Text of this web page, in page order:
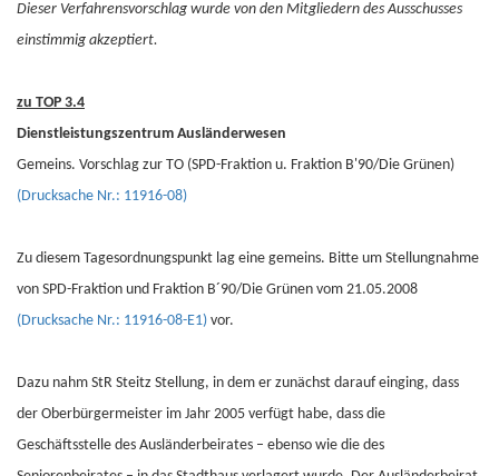
Dieser Verfahrensvorschlag wurde von den Mitgliedern des Ausschusses
einstimmig akzeptiert.
zu TOP 3.4
Dienstleistungszentrum Ausländerwesen
Gemeins. Vorschlag zur TO (SPD-Fraktion u. Fraktion B'90/Die Grünen)
(Drucksache Nr.: 11916-08)
Zu diesem Tagesordnungspunkt lag eine gemeins. Bitte um Stellungnahme
von SPD-Fraktion und Fraktion B´90/Die Grünen vom 21.05.2008
(Drucksache Nr.: 11916-08-E1) vor.
Dazu nahm StR Steitz Stellung, in dem er zunächst darauf einging, dass
der Oberbürgermeister im Jahr 2005 verfügt habe, dass die
Geschäftsstelle des Ausländerbeirates – ebenso wie die des